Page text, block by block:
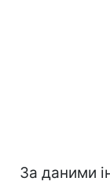
За даними